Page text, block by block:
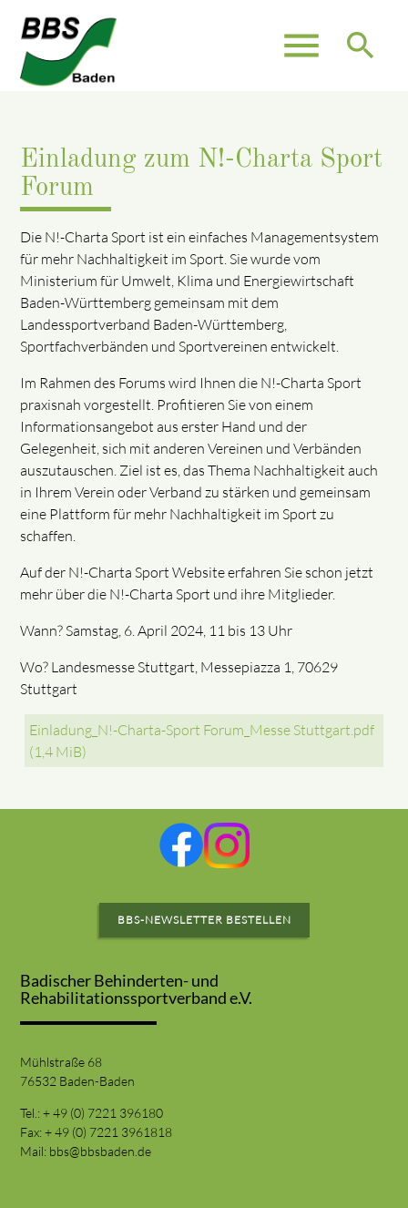
menu search
Einladung zum N!-Charta Sport
Forum
Die N!-Charta Sport ist ein einfaches Managementsystem
für mehr Nachhaltigkeit im Sport. Sie wurde vom
Ministerium für Umwelt, Klima und Energiewirtschaft
Baden-Württemberg gemeinsam mit dem
Landessportverband Baden-Württemberg,
Sportfachverbänden und Sportvereinen entwickelt.
Im Rahmen des Forums wird Ihnen die N!-Charta Sport
praxisnah vorgestellt. Profitieren Sie von einem
Informationsangebot aus erster Hand und der
Gelegenheit, sich mit anderen Vereinen und Verbänden
auszutauschen. Ziel ist es, das Thema Nachhaltigkeit auch
in Ihrem Verein oder Verband zu stärken und gemeinsam
eine Plattform für mehr Nachhaltigkeit im Sport zu
schaffen.
Auf der N!-Charta Sport Website erfahren Sie schon jetzt
mehr über die N!-Charta Sport und ihre Mitglieder.
Wann? Samstag, 6. April 2024, 11 bis 13 Uhr
Wo? Landesmesse Stuttgart, Messepiazza 1, 70629
Stuttgart
Einladung_N!-Charta-Sport Forum_Messe Stuttgart.pdf
(1,4 MiB)
BBS-NEWSLETTER BESTELLEN
Badischer Behinderten- und
Rehabilitationssportverband e.V.
Mühlstraße 68
76532 Baden-Baden
Tel.: + 49 (0) 7221 396180
Fax: + 49 (0) 7221 3961818
Mail: bbs@bbsbaden.de